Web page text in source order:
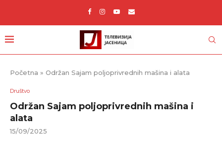
Početna » Održan Sajam poljoprivrednih mašina i alata
Društvo
Održan Sajam poljoprivrednih mašina i
alata
15/09/2025